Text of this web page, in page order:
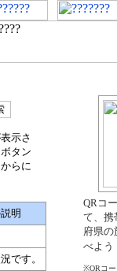
示さ
タン
らに
明
です。
QRコ
て、携
府県の
べよう
※QRコー